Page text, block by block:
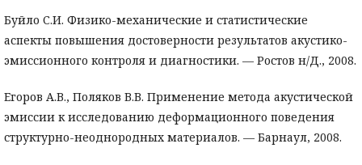
Буйло С.И. Физико-механические и статистические
аспекты повышения достоверности результатов акустико-
эмиссионного контроля и диагностики. — Ростов н/Д., 2008.
Егоров А.В., Поляков В.В. Применение метода акустической
эмиссии к исследованию деформационного поведения
структурно-неоднородных материалов. — Барнаул, 2008.